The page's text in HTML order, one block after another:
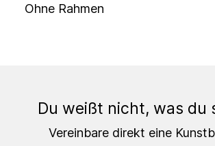
Ohne Rahmen
Du weißt nicht, was du
Vereinbare direkt eine